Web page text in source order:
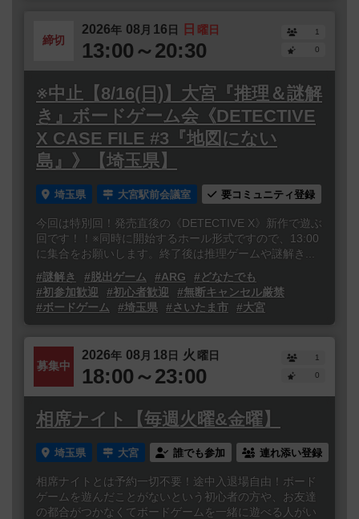
締切
2026年 08 月 16日 日 曜日
13:00～20:30
1
0
※中止【8/16(日)】大宮『推理＆謎解
き』ボードゲーム会《DETECTIVE
X CASE FILE #3『地図にない
島』》【埼玉県】
埼玉県 大宮駅前会議室 要コミュニティ登録
今回は特別回！発売直後の《DETECTIVE X》新作で遊ぶ
回です！！※同時に開始するホール形式ですので、13:00
に集合をお願いします。終了後は推理ゲームや謎解き...
#謎解き
#脱出ゲーム #ARG
#どなたでも
#初参加歓迎
#初心者歓迎
#無断キャンセル厳禁
#ボードゲーム
#埼玉県 #さいたま市 #大宮
募集中
2026年 08 月 18日 火 曜日
18:00～23:00
1
0
相席ナイト【毎週火曜&金曜】
埼玉県 大宮 誰でも参加 連れ添い登録
相席ナイトとは予約一切不要！途中入退場自由！ボード
ゲームを遊んだことがないという初心者の方や、お友達
の都合がつかなくてボードゲームを一緒に遊べる人がい